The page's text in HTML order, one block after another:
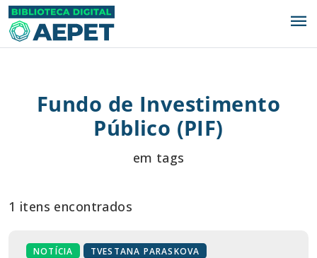
menu
Fundo de Investimento
Público (PIF)
em tags
1 itens encontrados
NOTÍCIA TVESTANA PARASKOVA